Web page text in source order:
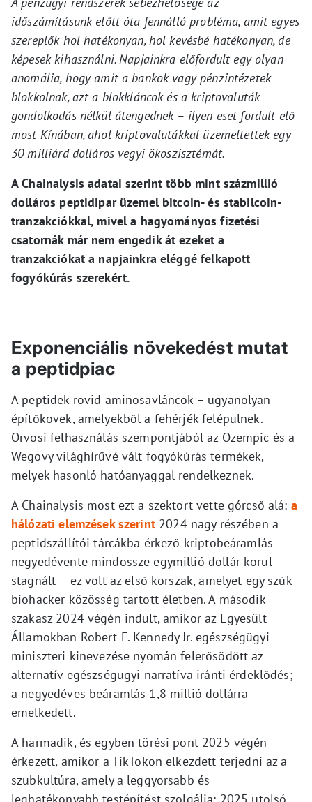
időszámításunk előtt óta fennálló probléma, amit egyes
szereplők hol hatékonyan, hol kevésbé hatékonyan, de
képesek kihasználni. Napjainkra előfordult egy olyan
anomália, hogy amit a bankok vagy pénzintézetek
blokkolnak, azt a blokkláncok és a kriptovaluták
gondolkodás nélkül átengednek – ilyen eset fordult elő
most Kínában, ahol kriptovalutákkal üzemeltettek egy
30 milliárd dolláros vegyi ökoszisztémát.
A Chainalysis adatai szerint több mint százmillió
dolláros peptidipar üzemel bitcoin- és stabilcoin-
tranzakciókkal, mivel a hagyományos fizetési
csatornák már nem engedik át ezeket a
tranzakciókat a napjainkra eléggé felkapott
fogyókúrás szerekért.
Exponenciális növekedést mutat
a peptidpiac
A peptidek rövid aminosavláncok – ugyanolyan
építőkövek, amelyekből a fehérjék felépülnek.
Orvosi felhasználás szempontjából az Ozempic és a
Wegovy világhírűvé vált fogyókúrás termékek,
melyek hasonló hatóanyaggal rendelkeznek.
A Chainalysis most ezt a szektort vette górcső alá: a
hálózati elemzések szerint2024 nagy részében a
peptidszállítói tárcákba érkező kriptobeáramlás
negyedévente mindössze egymillió dollár körül
stagnált – ez volt az első korszak, amelyet egy szűk
biohacker közösség tartott életben. A második
szakasz 2024 végén indult, amikor az Egyesült
Államokban Robert F. Kennedy Jr. egészségügyi
miniszteri kinevezése nyomán felerősödött az
alternatív egészségügyi narratíva iránti érdeklődés;
a negyedéves beáramlás 1,8 millió dollárra
emelkedett.
A harmadik, és egyben törési pont 2025 végén
érkezett, amikor a TikTokon elkezdett terjedni az a
szubkultúra, amely a leggyorsabb és